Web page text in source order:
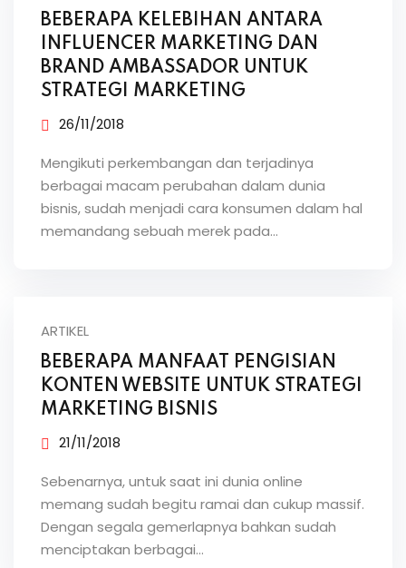
BEBERAPA KELEBIHAN ANTARA
INFLUENCER MARKETING DAN
BRAND AMBASSADOR UNTUK
STRATEGI MARKETING
26/11/2018
Mengikuti perkembangan dan terjadinya
berbagai macam perubahan dalam dunia
bisnis, sudah menjadi cara konsumen dalam hal
memandang sebuah merek pada…
ARTIKEL
BEBERAPA MANFAAT PENGISIAN
KONTEN WEBSITE UNTUK STRATEGI
MARKETING BISNIS
21/11/2018
Sebenarnya, untuk saat ini dunia online
memang sudah begitu ramai dan cukup massif.
Dengan segala gemerlapnya bahkan sudah
menciptakan berbagai…